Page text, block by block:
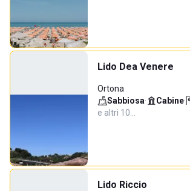
Lido Dea Venere
Ortona
Sabbiosa· Cabine·
e altri 10…
Lido Riccio